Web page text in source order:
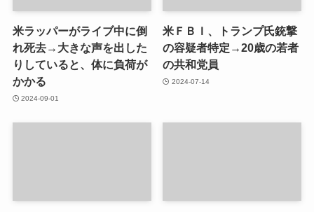
米ラッパーがライブ中に倒
れ死去→大きな声を出した
りしていると、体に負荷が
かかる
2024-09-01
米ＦＢＩ、トランプ氏銃撃
の容疑者特定→20歳の若者
の共和党員
2024-07-14